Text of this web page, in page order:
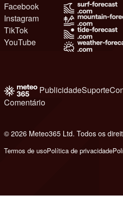
Facebook
Instagram
TikTok
YouTube
PublicidadeSuporte
Comentário
© 2026 Meteo365 Ltd. Todos os
Termos de usoPolítica de privacidade